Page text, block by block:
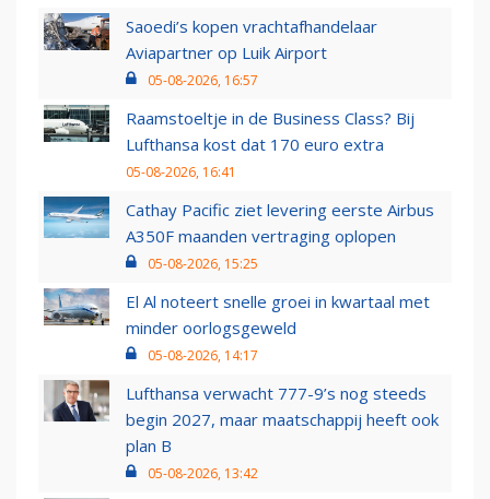
Saoedi’s kopen vrachtafhandelaar
Aviapartner op Luik Airport
05-08-2026, 16:57
Raamstoeltje in de Business Class? Bij
Lufthansa kost dat 170 euro extra
05-08-2026, 16:41
Cathay Pacific ziet levering eerste Airbus
A350F maanden vertraging oplopen
05-08-2026, 15:25
El Al noteert snelle groei in kwartaal met
minder oorlogsgeweld
05-08-2026, 14:17
Lufthansa verwacht 777-9’s nog steeds
begin 2027, maar maatschappij heeft ook
plan B
05-08-2026, 13:42